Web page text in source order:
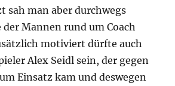
sah man aber durchwegs
Mannen rund um Coach
motiviert dürfte auch
Alex Seidl sein, der gegen
Einsatz kam und deswegen